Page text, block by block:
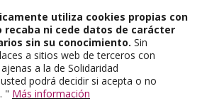
utiliza cookies propias con
ni cede datos de carácter
sin su conocimiento. Sin
a sitios web de terceros con
a la de Solidaridad
podrá decidir si acepta o no
" Más información